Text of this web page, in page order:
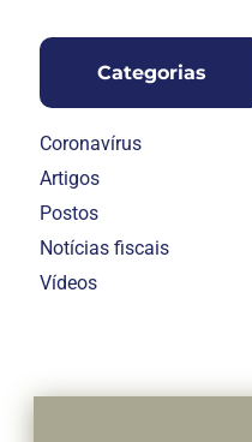
Categorias
Coronavírus
Artigos
Postos
Notícias fiscais
Vídeos